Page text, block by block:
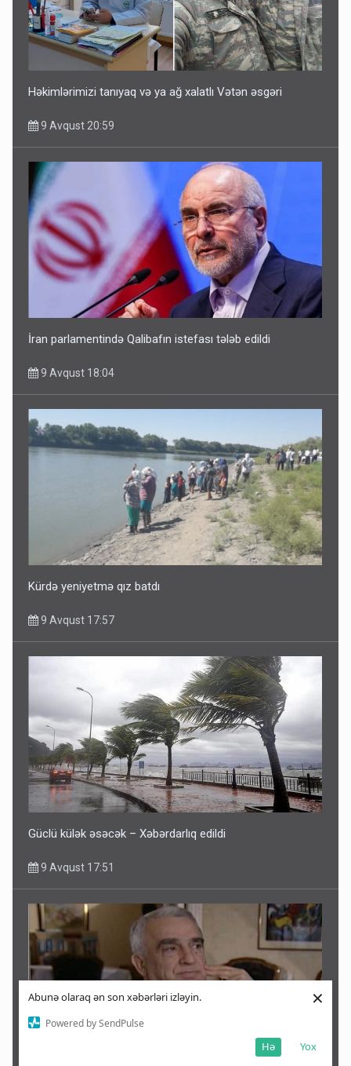
Abunə olaraq ən son xəbərləri izləyin.
Powered by SendPulse
Yox
Hə
×
Həkimlərimizi tanıyaq və ya ağ xalatlı Vətən əsgəri
9 Avqust 20:59
İran parlamentində Qalibafın istefası tələb edildi
9 Avqust 18:04
Kürdə yeniyetmə qız batdı
9 Avqust 17:57
Güclü külək əsəcək – Xəbərdarlıq edildi
9 Avqust 17:51